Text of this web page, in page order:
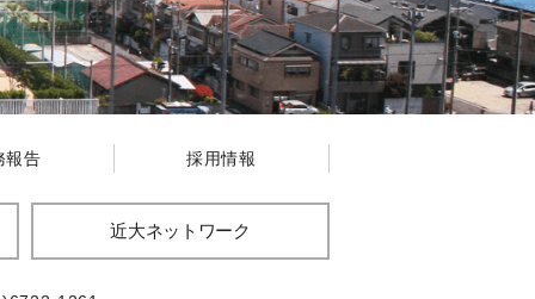
報告 採用情報
近大ネットワーク